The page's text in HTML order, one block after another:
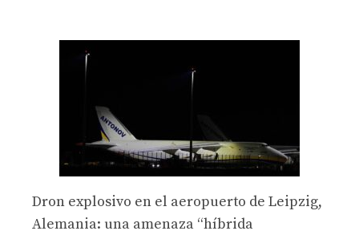
Dron explosivo en el aeropuerto de Leipzig,
Alemania: una amenaza “híbrida